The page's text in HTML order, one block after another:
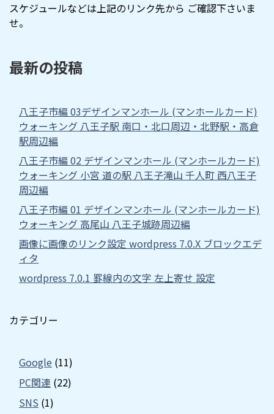
スケジュールなどは上記のリンク先から ご確認下さいま
せ。
最新の投稿
八王子市編 03デザインマンホール (マンホールカード)
ウォーキング 八王子駅 南口・北口周辺・北野駅・高倉
駅周辺編
八王子市編 02 デザインマンホール (マンホールカード)
ウォーキング 小宮 道の駅 八王子滝山 千人町 西八王子
周辺編
八王子市編 01 デザインマンホール (マンホールカード)
ウォーキング 高尾山 八王子城跡周辺編
画像に画像のリンク設定 wordpress 7.0.X ブロックエデ
ィタ
wordpress 7.0.1 罫線内の文字 左上寄せ 設定
カテゴリー
Google (11)
PC関連 (22)
SNS (1)